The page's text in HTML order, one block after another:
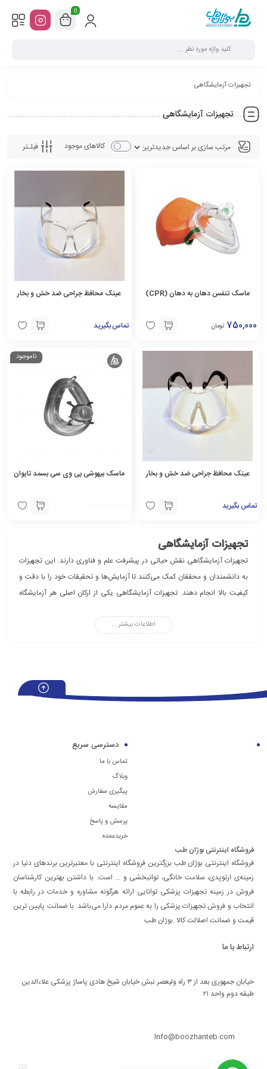
0
تجهیزات آزمایشگاهی
تجهیزات آزمایشگاهی
فیلـتر کالاهای موجود
ماسک تنفس دهان به دهان (CPR)
750,000 تومان
عینک محافظ جراحی ضد خش و بخار
تماس بگیرید
عینک محافظ جراحی ضد خش و بخار
تماس بگیرید
ناموجود
ماسک بیهوشی پی وی سی بسمد تایوان
تجهیزات آزمایشگاهی
تجهیزات آزمایشگاهی نقش حیاتی در پیشرفت علم و فناوری دارند. این تجهیزات
به دانشمندان و محققان کمک می‌کنند تا آزمایش‌ها و تحقیقات خود را با دقت و
کیفیت بالا انجام دهند. تجهیزات آزمایشگاهی یکی از ارکان اصلی هر آزمایشگاه
که برای انجام آزمایش‌های مختلف در زمینه‌های پزشکی، شیمی، فیزیک، بیولوژی،
تعریف تجهیزات آزمایشگاهی
محققین و فعالان آزمایشگاه در مواقعی ضروری است.
دستگاه‌های پیچیده‌تری مانند میکروسکوپ‌ها و دستگاه‌های طیف‌سنج باشند
اطلاعات بیشتر ...
دسترسی سریع
تماس با ما
وبلاگ
پیگیری سفارش
مقایسه
پرسش و پاسخ
خریدعمده
فروشگاه اینترنتی بوژان طب
فروشگاه اینترنتی بوژان طب بزرگترین فروشگاه اینترنتی با معتبرترین برندهای دنیا در
زمینه‌ی ارتوپدی، سلامت خانگی، توانبخشی و … است. با داشتن بهترین کارشناسان
فروش در زمینه تجهیزات پزشکی توانایی ارائه هرگونه مشاوره و خدمات در رابطه با
انتخاب و فروش تجهیزات پزشکی را به عموم مردم دارا می‌‌‌‌باشد. با ضمانت پایین ترین
قیمت و ضمانت اصلالت کالا .بوژان طب
ارتباط با ما
خیابان جمهوری بعد از ۳ راه ولیعصر نبش خیابان شیخ هادی پاساژ پزشکی علاءالدین
طبقه دوم واحد ۲۱
Info@boozhanteb.com